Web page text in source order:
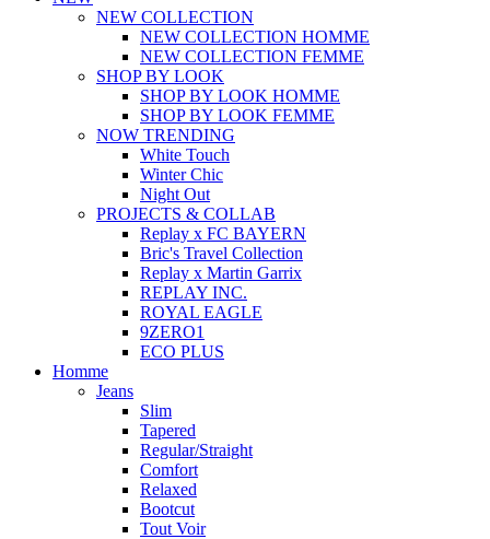
NEW COLLECTION
NEW COLLECTION HOMME
NEW COLLECTION FEMME
SHOP BY LOOK
SHOP BY LOOK HOMME
SHOP BY LOOK FEMME
NOW TRENDING
White Touch
Winter Chic
Night Out
PROJECTS & COLLAB
Replay x FC BAYERN
Bric's Travel Collection
Replay x Martin Garrix
REPLAY INC.
ROYAL EAGLE
9ZERO1
ECO PLUS
Homme
Jeans
Slim
Tapered
Regular/Straight
Comfort
Relaxed
Bootcut
Tout Voir